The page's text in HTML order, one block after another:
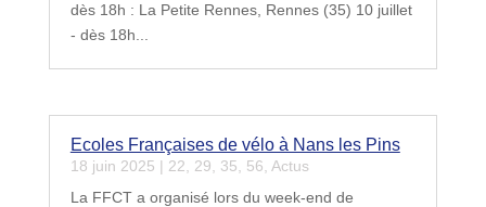
dès 18h : La Petite Rennes, Rennes (35) 10 juillet
- dès 18h...
Ecoles Françaises de vélo à Nans les Pins
18 juin 2025 | 22 29 35 56 Actus
La FFCT a organisé lors du week-end de